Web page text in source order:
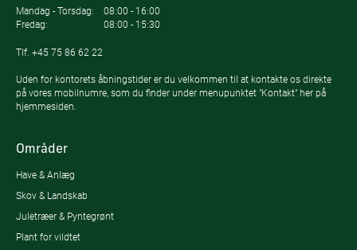
Mandag - Torsdag:
08:00 - 16:00
Fredag:
08:00 - 15:30
Tlf. +45 75 86 62 22
Uden for kontorets åbningstider er du velkommen til at kontakte os direkte
på vores mobilnumre, som du finder under menupunktet "Kontakt" her på
hjemmesiden.
Områder
Have & Anlæg
Skov & Landskab
Juletræer & Pyntegrønt
Plant for vildtet